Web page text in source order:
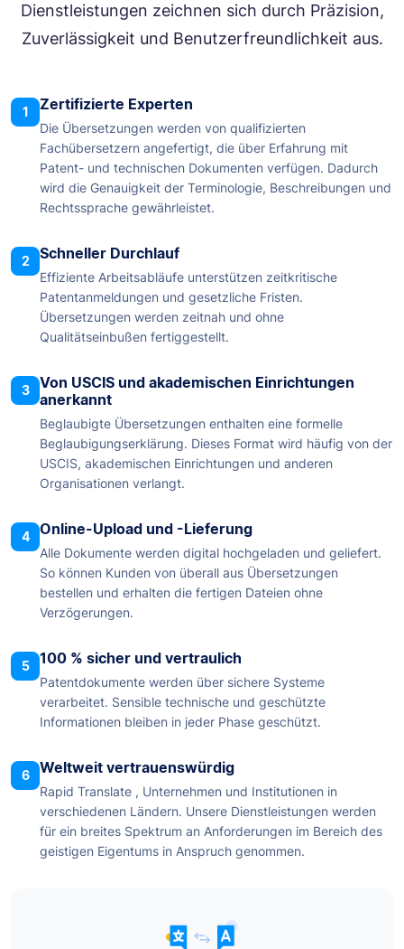
Dienstleistungen zeichnen sich durch Präzision,
Zuverlässigkeit und Benutzerfreundlichkeit aus.
1 Zertifizierte Experten
Die Übersetzungen werden von qualifizierten
Fachübersetzern angefertigt, die über Erfahrung mit
Patent- und technischen Dokumenten verfügen. Dadurch
wird die Genauigkeit der Terminologie, Beschreibungen und
Rechtssprache gewährleistet.
2 Schneller Durchlauf
Effiziente Arbeitsabläufe unterstützen zeitkritische
Patentanmeldungen und gesetzliche Fristen.
Übersetzungen werden zeitnah und ohne
Qualitätseinbußen fertiggestellt.
3
Von USCIS und akademischen Einrichtungen
anerkannt
Beglaubigte Übersetzungen enthalten eine formelle
Beglaubigungserklärung. Dieses Format wird häufig von der
USCIS, akademischen Einrichtungen und anderen
Organisationen verlangt.
4 Online-Upload und -Lieferung
Alle Dokumente werden digital hochgeladen und geliefert.
So können Kunden von überall aus Übersetzungen
bestellen und erhalten die fertigen Dateien ohne
Verzögerungen.
5 100 % sicher und vertraulich
Patentdokumente werden über sichere Systeme
verarbeitet. Sensible technische und geschützte
Informationen bleiben in jeder Phase geschützt.
6 Weltweit vertrauenswürdig
Rapid Translate , Unternehmen und Institutionen in
verschiedenen Ländern. Unsere Dienstleistungen werden
für ein breites Spektrum an Anforderungen im Bereich des
geistigen Eigentums in Anspruch genommen.